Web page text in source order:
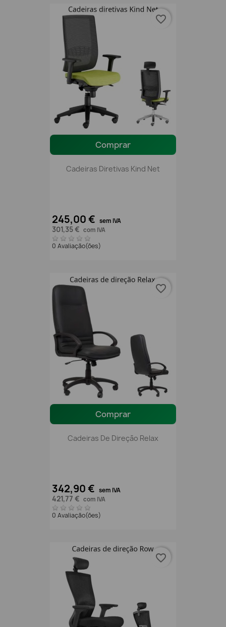
Comprar
Cadeiras Diretivas Kind Net
245,00 € sem IVA
301,35 € com IVA
0 Avaliação(ões)
favorite_border
Comprar
Cadeiras De Direção Relax
342,90 € sem IVA
421,77 € com IVA
0 Avaliação(ões)
favorite_border
favorite_border